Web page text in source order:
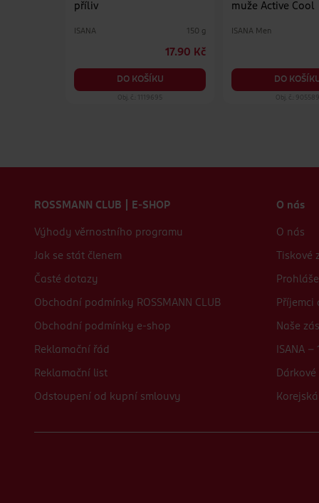
příliv
ISANA 150 g
17.90 Kč
DO KOŠÍKU
Obj. č.: 1119695
muže Active Cool
ISANA Men
DO
Obj. č.: 905589
ROSSMANN CLUB | E-SHOP
Výhody věrnostního programu
Jak se stát členem
Časté dotazy
Obchodní podmínky ROSSMANN CLUB
Obchodní podmínky e-shop
Reklamační řád
Reklamační list
Odstoupení od kupní smlouvy
O nás
O nás
Tiskové
Příjemci
Naše
ISANA